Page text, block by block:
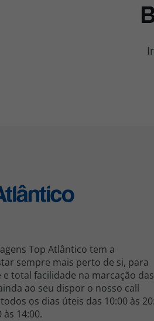
Top Atlântico tem a
sempre mais perto de si, para
total facilidade na marcação das
ao seu dispor o nosso call
os dias úteis das 10:00 às
às 14:00.